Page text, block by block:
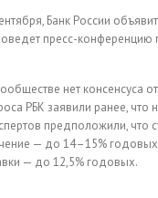
Банк России
пресс-конференцию
нет консенсуса
РБК заявили ранее,
предположили, что
— до 14–15%
— до 12,5% годовых.